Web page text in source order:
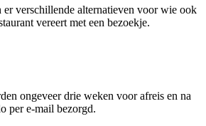
verschillende alternatieven voor wie ook
vereert met een bezoekje.
ongeveer drie weken voor afreis en na
per e-mail bezorgd.